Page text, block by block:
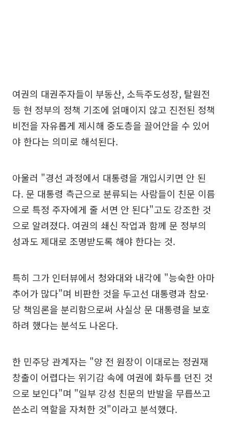
여권의 대권주자들이 부동산, 소득주도성장, 탈원전
등 현 정부의 정책 기조에 얽매이지 않고 진전된 정책
비전을 자유롭게 제시해 중도층을 끌어안을 수 있어
야 한다는 의미로 해석된다.
아울러 "경선 과정에서 대통령을 개입시키면 안 된
다. 문 대통령 측근으로 분류되는 사람들이 친문 이름
으로 특정 주자에게 줄 서면 안 된다"고도 강조한 것
으로 알려졌다. 여권의 쇄신 작업과 함께 문 정부의
성과도 제대로 조명받도록 해야 한다는 것.
특히 그가 인터뷰에서 청와대와 내각에 "능숙한 아마
추어가 많다"며 비판한 것을 두고선 대통령과 참모·
당 책임론을 분리함으로써 사실상 문 대통령을 보호
하려 했다는 분석도 나온다.
한 민주당 관계자는 "양 전 원장이 이대로는 정권재
창출이 어렵다는 위기감 속에 여권에 화두를 던진 것
으로 보인다"며 "일부 강성 친문의 반발을 무릅쓰고
쓴소리 역할을 자처한 것"이라고 분석했다.